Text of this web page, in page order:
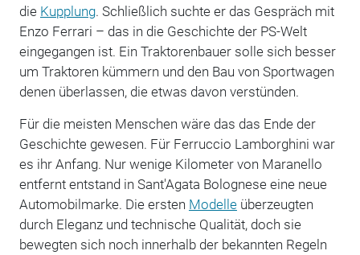
die Kupplung. Schließlich suchte er das Gespräch mit
Enzo Ferrari – das in die Geschichte der PS-Welt
eingegangen ist. Ein Traktorenbauer solle sich besser
um Traktoren kümmern und den Bau von Sportwagen
denen überlassen, die etwas davon verstünden.
Für die meisten Menschen wäre das das Ende der
Geschichte gewesen. Für Ferruccio Lamborghini war
es ihr Anfang. Nur wenige Kilometer von Maranello
entfernt entstand in Sant'Agata Bolognese eine neue
Automobilmarke. Die ersten Modelleüberzeugten
durch Eleganz und technische Qualität, doch sie
bewegten sich noch innerhalb der bekannten Regeln